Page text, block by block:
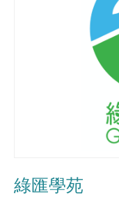
綠匯學苑